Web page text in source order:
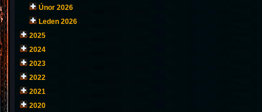
Únor 2026
Leden 2026
2025
2024
2023
2022
2021
2020